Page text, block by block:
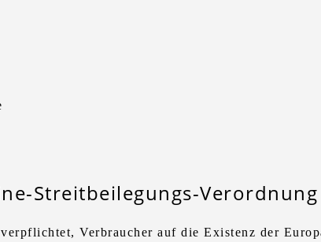
Streitbeilegungs-Verordnung
Verbraucher auf die Existenz der